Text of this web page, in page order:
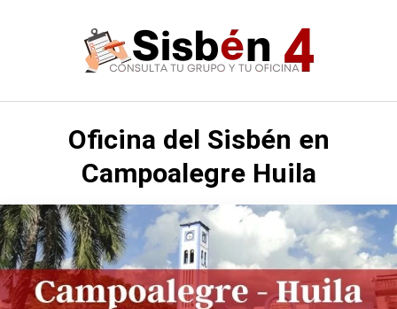
Oficina del Sisbén en
Campoalegre Huila